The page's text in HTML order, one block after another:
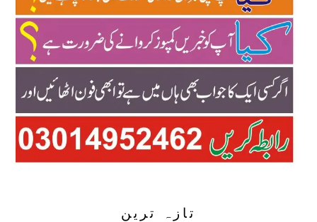
تازہ ترین